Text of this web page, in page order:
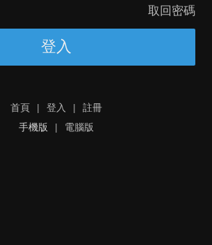
取回密碼
登入
首頁 | 登入 |
註冊
手機版
| 電腦版